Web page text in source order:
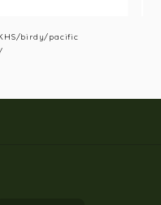
KHS/birdy/pacific